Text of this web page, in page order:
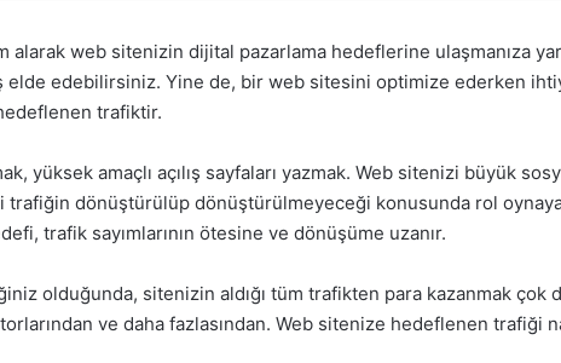
alarak web sitenizin dijital pazarlama hedeflerine ulaşmanıza
elde edebilirsiniz. Yine de, bir web sitesini optimize ederken
trafiktir.
yüksek amaçlı açılış sayfaları yazmak. Web sitenizi büyük
trafiğin dönüştürülüp dönüştürülmeyeceği konusunda rol
trafik sayımlarının ötesine ve dönüşüme uzanır.
olduğunda, sitenizin aldığı tüm trafikten para kazanmak çok
ve daha fazlasından. Web sitenize hedeflenen trafiği